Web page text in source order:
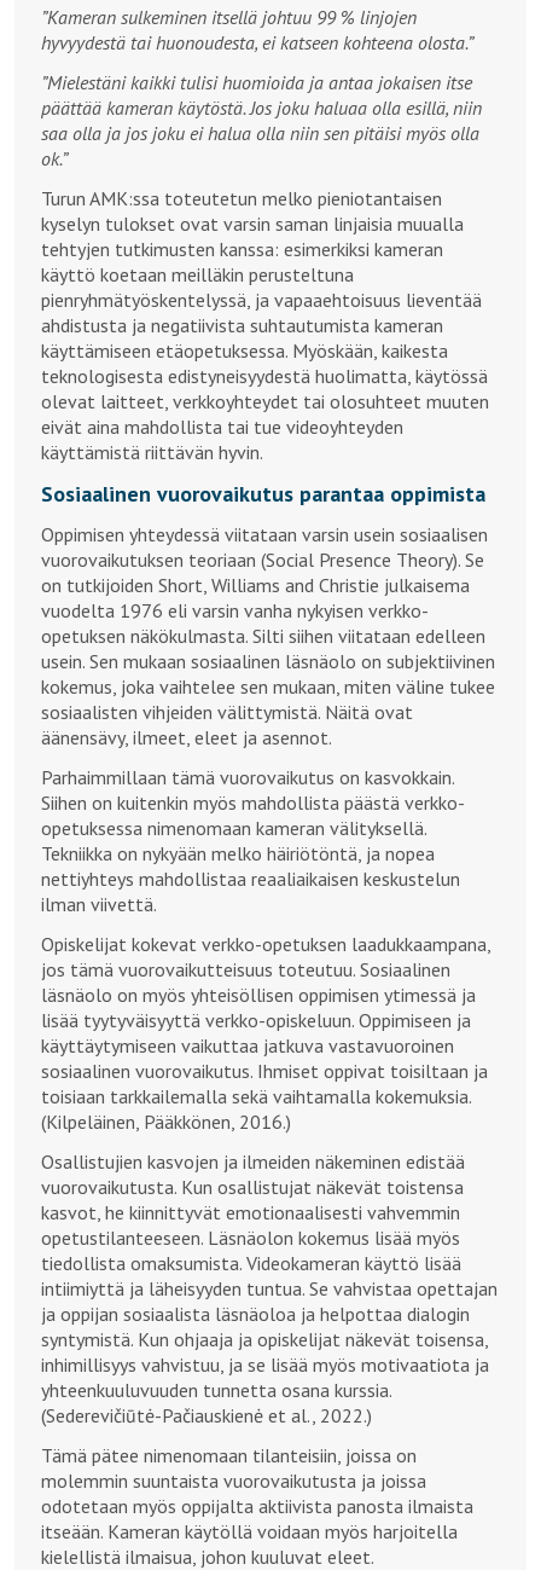
”Kameran sulkeminen itsellä johtuu 99 % linjojen
hyvyydestä tai huonoudesta, ei katseen kohteena olosta.”
”Mielestäni kaikki tulisi huomioida ja antaa jokaisen itse
päättää kameran käytöstä. Jos joku haluaa olla esillä, niin
saa olla ja jos joku ei halua olla niin sen pitäisi myös olla
ok.”
Turun AMK:ssa toteutetun melko pieniotantaisen
kyselyn tulokset ovat varsin saman linjaisia muualla
tehtyjen tutkimusten kanssa: esimerkiksi kameran
käyttö koetaan meilläkin perusteltuna
pienryhmätyöskentelyssä, ja vapaaehtoisuus lieventää
ahdistusta ja negatiivista suhtautumista kameran
käyttämiseen etäopetuksessa. Myöskään, kaikesta
teknologisesta edistyneisyydestä huolimatta, käytössä
olevat laitteet, verkkoyhteydet tai olosuhteet muuten
eivät aina mahdollista tai tue videoyhteyden
käyttämistä riittävän hyvin.
Sosiaalinen vuorovaikutus parantaa oppimista
Oppimisen yhteydessä viitataan varsin usein sosiaalisen
vuorovaikutuksen teoriaan (Social Presence Theory). Se
on tutkijoiden Short, Williams and Christie julkaisema
vuodelta 1976 eli varsin vanha nykyisen verkko-
opetuksen näkökulmasta. Silti siihen viitataan edelleen
usein. Sen mukaan sosiaalinen läsnäolo on subjektiivinen
kokemus, joka vaihtelee sen mukaan, miten väline tukee
sosiaalisten vihjeiden välittymistä. Näitä ovat
äänensävy, ilmeet, eleet ja asennot.
Parhaimmillaan tämä vuorovaikutus on kasvokkain.
Siihen on kuitenkin myös mahdollista päästä verkko-
opetuksessa nimenomaan kameran välityksellä.
Tekniikka on nykyään melko häiriötöntä, ja nopea
nettiyhteys mahdollistaa reaaliaikaisen keskustelun
ilman viivettä.
Opiskelijat kokevat verkko-opetuksen laadukkaampana,
jos tämä vuorovaikutteisuus toteutuu. Sosiaalinen
läsnäolo on myös yhteisöllisen oppimisen ytimessä ja
lisää tyytyväisyyttä verkko-opiskeluun. Oppimiseen ja
käyttäytymiseen vaikuttaa jatkuva vastavuoroinen
sosiaalinen vuorovaikutus. Ihmiset oppivat toisiltaan ja
toisiaan tarkkailemalla sekä vaihtamalla kokemuksia.
(Kilpeläinen, Pääkkönen, 2016.)
Osallistujien kasvojen ja ilmeiden näkeminen edistää
vuorovaikutusta. Kun osallistujat näkevät toistensa
kasvot, he kiinnittyvät emotionaalisesti vahvemmin
opetustilanteeseen. Läsnäolon kokemus lisää myös
tiedollista omaksumista. Videokameran käyttö lisää
intiimiyttä ja läheisyyden tuntua. Se vahvistaa opettajan
ja oppijan sosiaalista läsnäoloa ja helpottaa dialogin
syntymistä. Kun ohjaaja ja opiskelijat näkevät toisensa,
inhimillisyys vahvistuu, ja se lisää myös motivaatiota ja
yhteenkuuluvuuden tunnetta osana kurssia.
(Sederevičiūtė-Pačiauskienė et al., 2022.)
Tämä pätee nimenomaan tilanteisiin, joissa on
molemmin suuntaista vuorovaikutusta ja joissa
odotetaan myös oppijalta aktiivista panosta ilmaista
itseään. Kameran käytöllä voidaan myös harjoitella
kielellistä ilmaisua, johon kuuluvat eleet.